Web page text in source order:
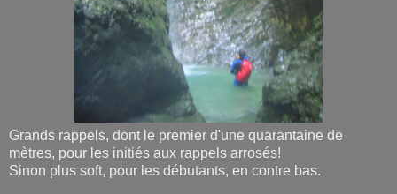
Grands rappels, dont le premier d'une quarantaine de
mètres, pour les initiés aux rappels arrosés!
Sinon plus soft, pour les débutants, en contre bas.